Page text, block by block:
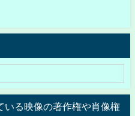
いる映像の著作権や肖像権